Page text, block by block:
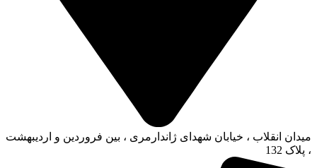
میدان انقلاب ، خیابان شهدای ژاندارمری ، بین فروردین و اردیبهشت
، پلاک 132